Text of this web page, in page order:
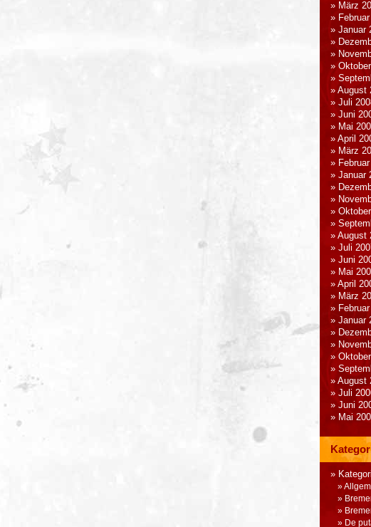
März
Januar
August
Juli
Juni
Mai
April
März
Januar
August
Juli
Juni
Mai
April
März
Januar
August
Juli
Juni
Mai
De